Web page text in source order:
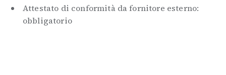
Attestato di conformità da fornitore esterno:
obbligatorio